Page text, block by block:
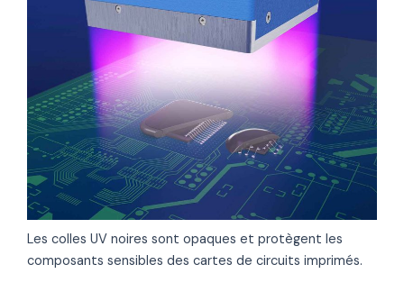
Les colles UV noires sont opaques et protègent les
composants sensibles des cartes de circuits imprimés.